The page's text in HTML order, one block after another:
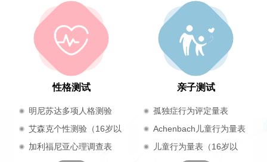
性格测试
明尼苏达多项人格测验
（17岁及以上）
艾森克个性测验（16岁以
上成人）
加利福尼亚心理调查表
亲子测试
孤独症行为评定量表
Achenbach儿童行为量表
儿童行为量表（16岁以